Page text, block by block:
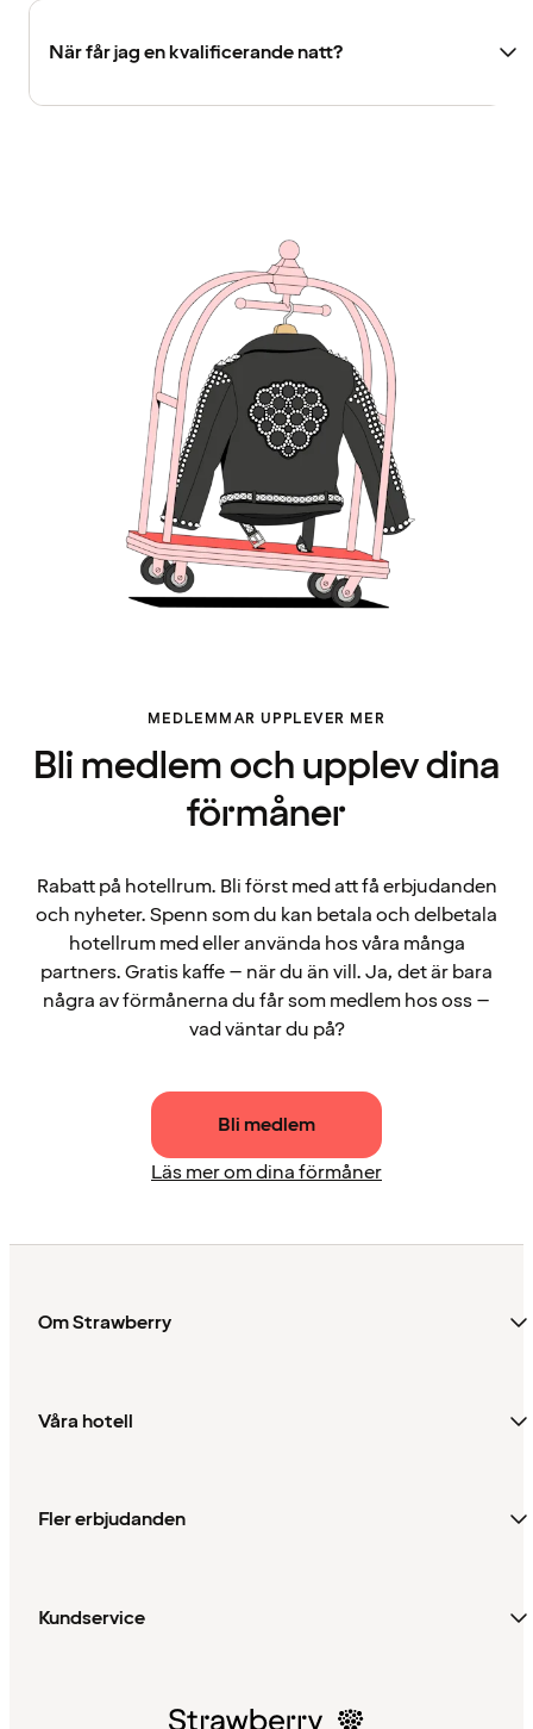
När får jag en kvalificerande natt?
MEDLEMMAR UPPLEVER MER
Bli medlem och upplev dina
förmåner
Rabatt på hotellrum. Bli först med att få erbjudanden
och nyheter. Spenn som du kan betala och delbetala
hotellrum med eller använda hos våra många
partners. Gratis kaffe – när du än vill. Ja, det är bara
några av förmånerna du får som medlem hos oss –
vad väntar du på?
Bli medlem
Läs mer om dina förmåner
Om Strawberry
Våra hotell
Fler erbjudanden
Kundservice